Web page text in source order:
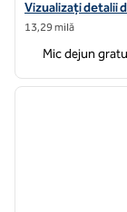
Vizualizați
Vizualizați detalii
13,29 milă
Mic dejun
1 din 12